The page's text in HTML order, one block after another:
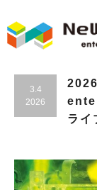
3.4
2026
ライ